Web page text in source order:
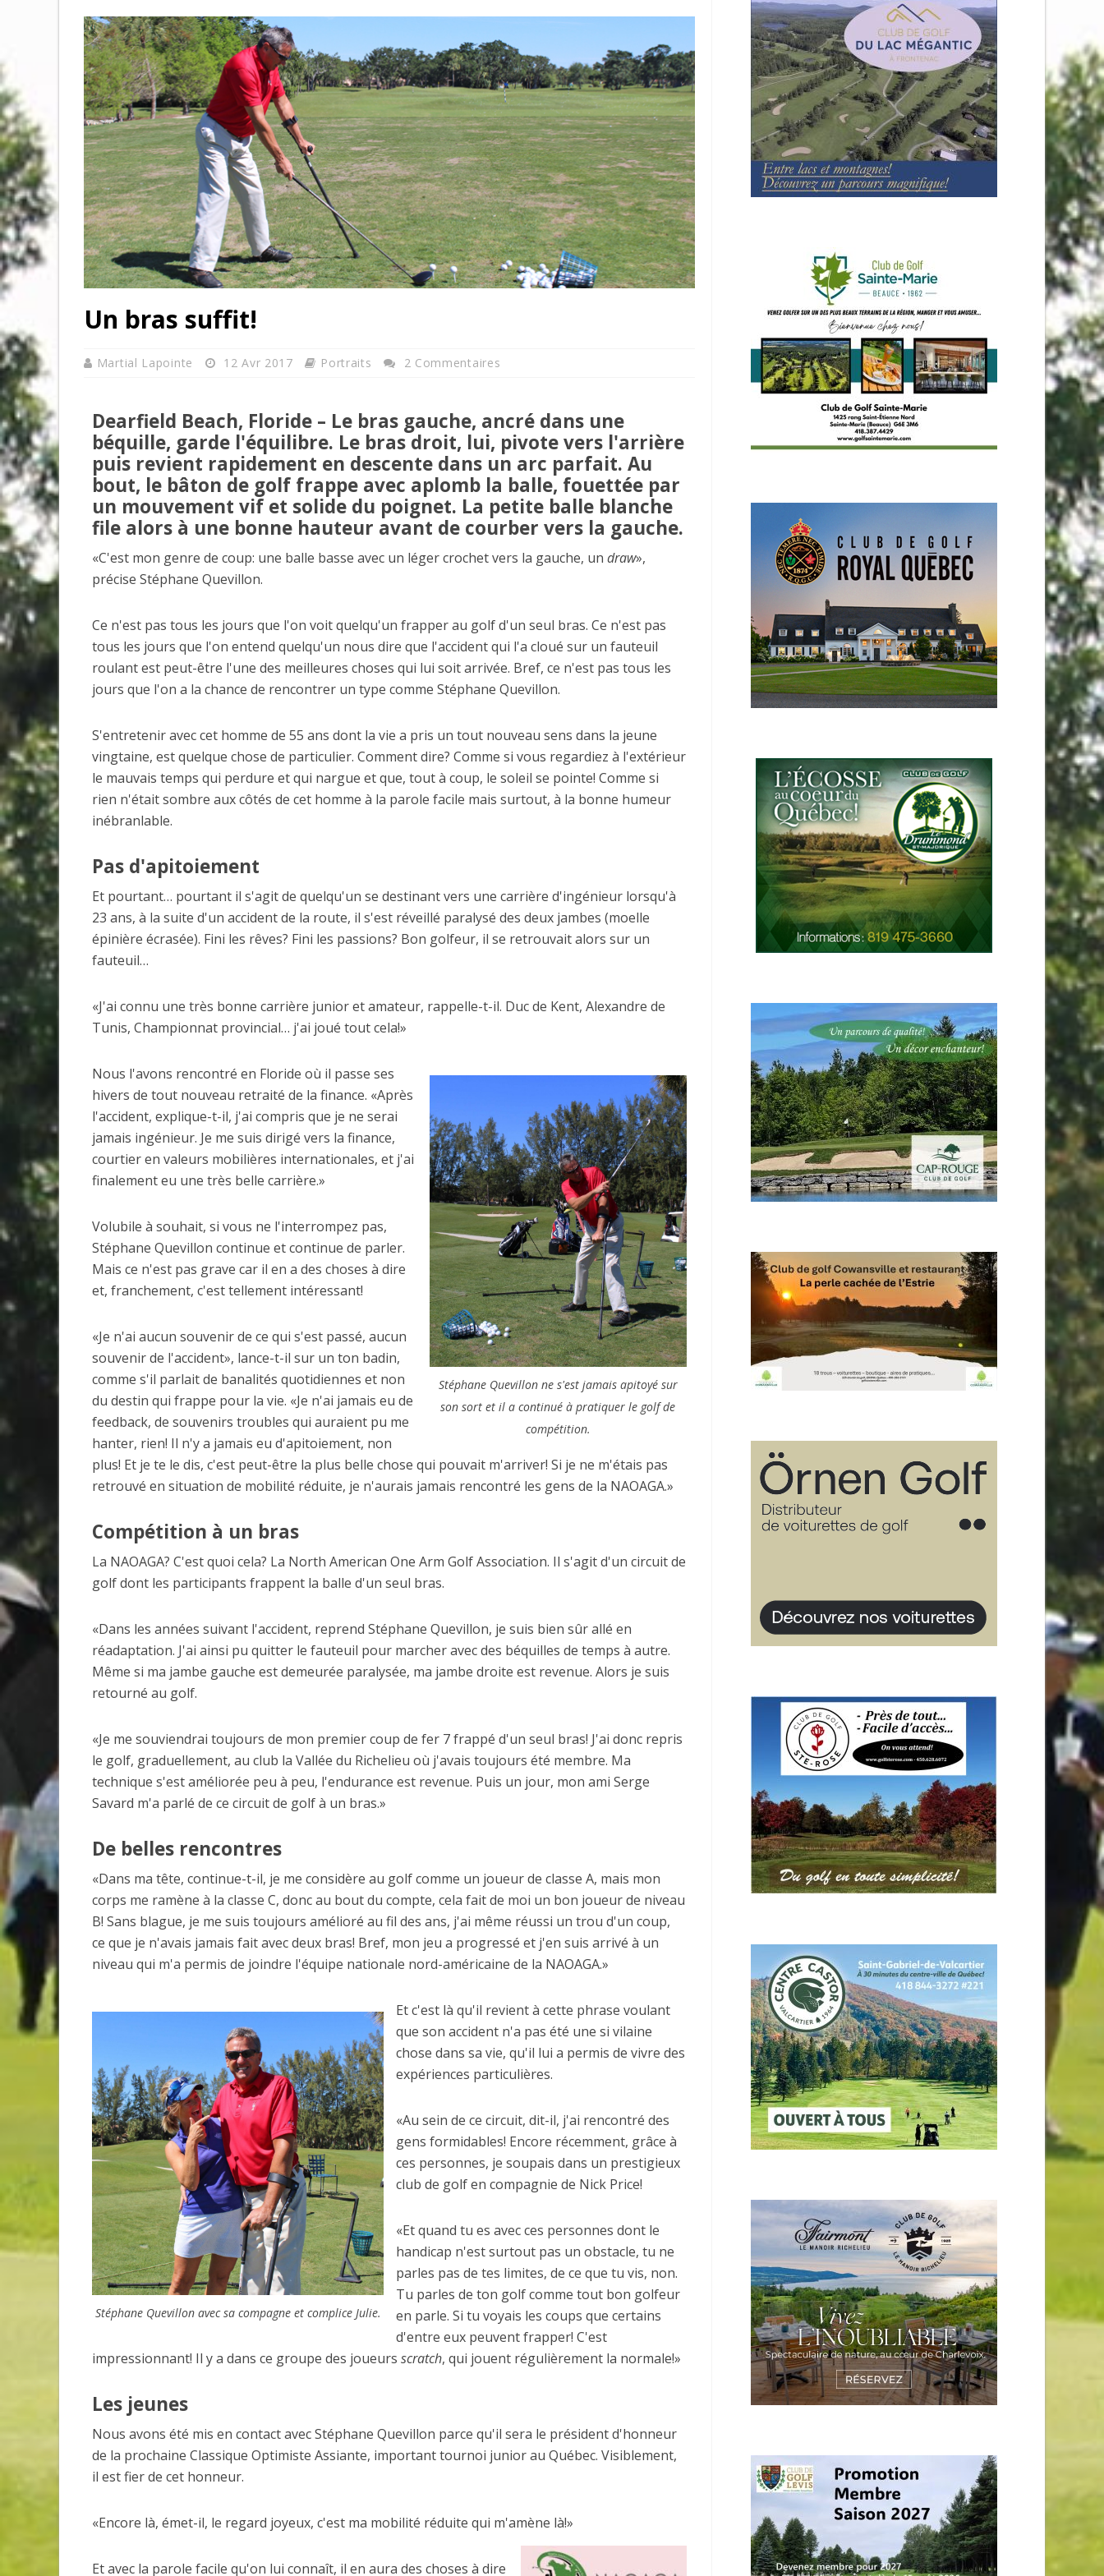
Un bras suffit!
Martial Lapointe 12 Avr 2017 Portraits 2 Commentaires
Dearfield Beach, Floride – Le bras gauche, ancré dans une
béquille, garde l'équilibre. Le bras droit, lui, pivote vers l'arrière
puis revient rapidement en descente dans un arc parfait. Au
bout, le bâton de golf frappe avec aplomb la balle, fouettée par
un mouvement vif et solide du poignet. La petite balle blanche
file alors à une bonne hauteur avant de courber vers la gauche.
«C'est mon genre de coup: une balle basse avec un léger crochet vers la gauche, un draw»,
précise Stéphane Quevillon.
Ce n'est pas tous les jours que l'on voit quelqu'un frapper au golf d'un seul bras. Ce n'est pas
tous les jours que l'on entend quelqu'un nous dire que l'accident qui l'a cloué sur un fauteuil
roulant est peut-être l'une des meilleures choses qui lui soit arrivée. Bref, ce n'est pas tous les
jours que l'on a la chance de rencontrer un type comme Stéphane Quevillon.
S'entretenir avec cet homme de 55 ans dont la vie a pris un tout nouveau sens dans la jeune
vingtaine, est quelque chose de particulier. Comment dire? Comme si vous regardiez à l'extérieur
le mauvais temps qui perdure et qui nargue et que, tout à coup, le soleil se pointe! Comme si
rien n'était sombre aux côtés de cet homme à la parole facile mais surtout, à la bonne humeur
inébranlable.
Pas d'apitoiement
Et pourtant… pourtant il s'agit de quelqu'un se destinant vers une carrière d'ingénieur lorsqu'à
23 ans, à la suite d'un accident de la route, il s'est réveillé paralysé des deux jambes (moelle
épinière écrasée). Fini les rêves? Fini les passions? Bon golfeur, il se retrouvait alors sur un
fauteuil…
«J'ai connu une très bonne carrière junior et amateur, rappelle-t-il. Duc de Kent, Alexandre de
Tunis, Championnat provincial… j'ai joué tout cela!»
Stéphane Quevillon ne s'est jamais apitoyé sur
son sort et il a continué à pratiquer le golf de
compétition.
Nous l'avons rencontré en Floride où il passe ses
hivers de tout nouveau retraité de la finance. «Après
l'accident, explique-t-il, j'ai compris que je ne serai
jamais ingénieur. Je me suis dirigé vers la finance,
courtier en valeurs mobilières internationales, et j'ai
finalement eu une très belle carrière.»
Volubile à souhait, si vous ne l'interrompez pas,
Stéphane Quevillon continue et continue de parler.
Mais ce n'est pas grave car il en a des choses à dire
et, franchement, c'est tellement intéressant!
«Je n'ai aucun souvenir de ce qui s'est passé, aucun
souvenir de l'accident», lance-t-il sur un ton badin,
comme s'il parlait de banalités quotidiennes et non
du destin qui frappe pour la vie. «Je n'ai jamais eu de
feedback, de souvenirs troubles qui auraient pu me
hanter, rien! Il n'y a jamais eu d'apitoiement, non
plus! Et je te le dis, c'est peut-être la plus belle chose qui pouvait m'arriver! Si je ne m'étais pas
retrouvé en situation de mobilité réduite, je n'aurais jamais rencontré les gens de la NAOAGA.»
Compétition à un bras
La NAOAGA? C'est quoi cela? La North American One Arm Golf Association. Il s'agit d'un circuit de
golf dont les participants frappent la balle d'un seul bras.
«Dans les années suivant l'accident, reprend Stéphane Quevillon, je suis bien sûr allé en
réadaptation. J'ai ainsi pu quitter le fauteuil pour marcher avec des béquilles de temps à autre.
Même si ma jambe gauche est demeurée paralysée, ma jambe droite est revenue. Alors je suis
retourné au golf.
«Je me souviendrai toujours de mon premier coup de fer 7 frappé d'un seul bras! J'ai donc repris
le golf, graduellement, au club la Vallée du Richelieu où j'avais toujours été membre. Ma
technique s'est améliorée peu à peu, l'endurance est revenue. Puis un jour, mon ami Serge
Savard m'a parlé de ce circuit de golf à un bras.»
De belles rencontres
«Dans ma tête, continue-t-il, je me considère au golf comme un joueur de classe A, mais mon
corps me ramène à la classe C, donc au bout du compte, cela fait de moi un bon joueur de niveau
B! Sans blague, je me suis toujours amélioré au fil des ans, j'ai même réussi un trou d'un coup,
ce que je n'avais jamais fait avec deux bras! Bref, mon jeu a progressé et j'en suis arrivé à un
niveau qui m'a permis de joindre l'équipe nationale nord-américaine de la NAOAGA.»
Stéphane Quevillon avec sa compagne et complice Julie.
Et c'est là qu'il revient à cette phrase voulant
que son accident n'a pas été une si vilaine
chose dans sa vie, qu'il lui a permis de vivre des
expériences particulières.
«Au sein de ce circuit, dit-il, j'ai rencontré des
gens formidables! Encore récemment, grâce à
ces personnes, je soupais dans un prestigieux
club de golf en compagnie de Nick Price!
«Et quand tu es avec ces personnes dont le
handicap n'est surtout pas un obstacle, tu ne
parles pas de tes limites, de ce que tu vis, non.
Tu parles de ton golf comme tout bon golfeur
en parle. Si tu voyais les coups que certains
d'entre eux peuvent frapper! C'est
impressionnant! Il y a dans ce groupe des joueurs scratch, qui jouent régulièrement la normale!»
Les jeunes
Nous avons été mis en contact avec Stéphane Quevillon parce qu'il sera le président d'honneur
de la prochaine Classique Optimiste Assiante, important tournoi junior au Québec. Visiblement,
il est fier de cet honneur.
«Encore là, émet-il, le regard joyeux, c'est ma mobilité réduite qui m'amène là!»
Et avec la parole facile qu'on lui connaît, il en aura des choses à dire